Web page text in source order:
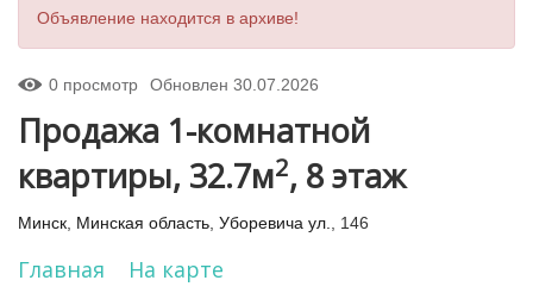
Объявление находится в архиве!
0 просмотр Обновлен 30.07.2026
Продажа 1-комнатной
квартиры, 32.7м2, 8 этаж
Минск Минская область Уборевича ул. , 146
Главная На карте